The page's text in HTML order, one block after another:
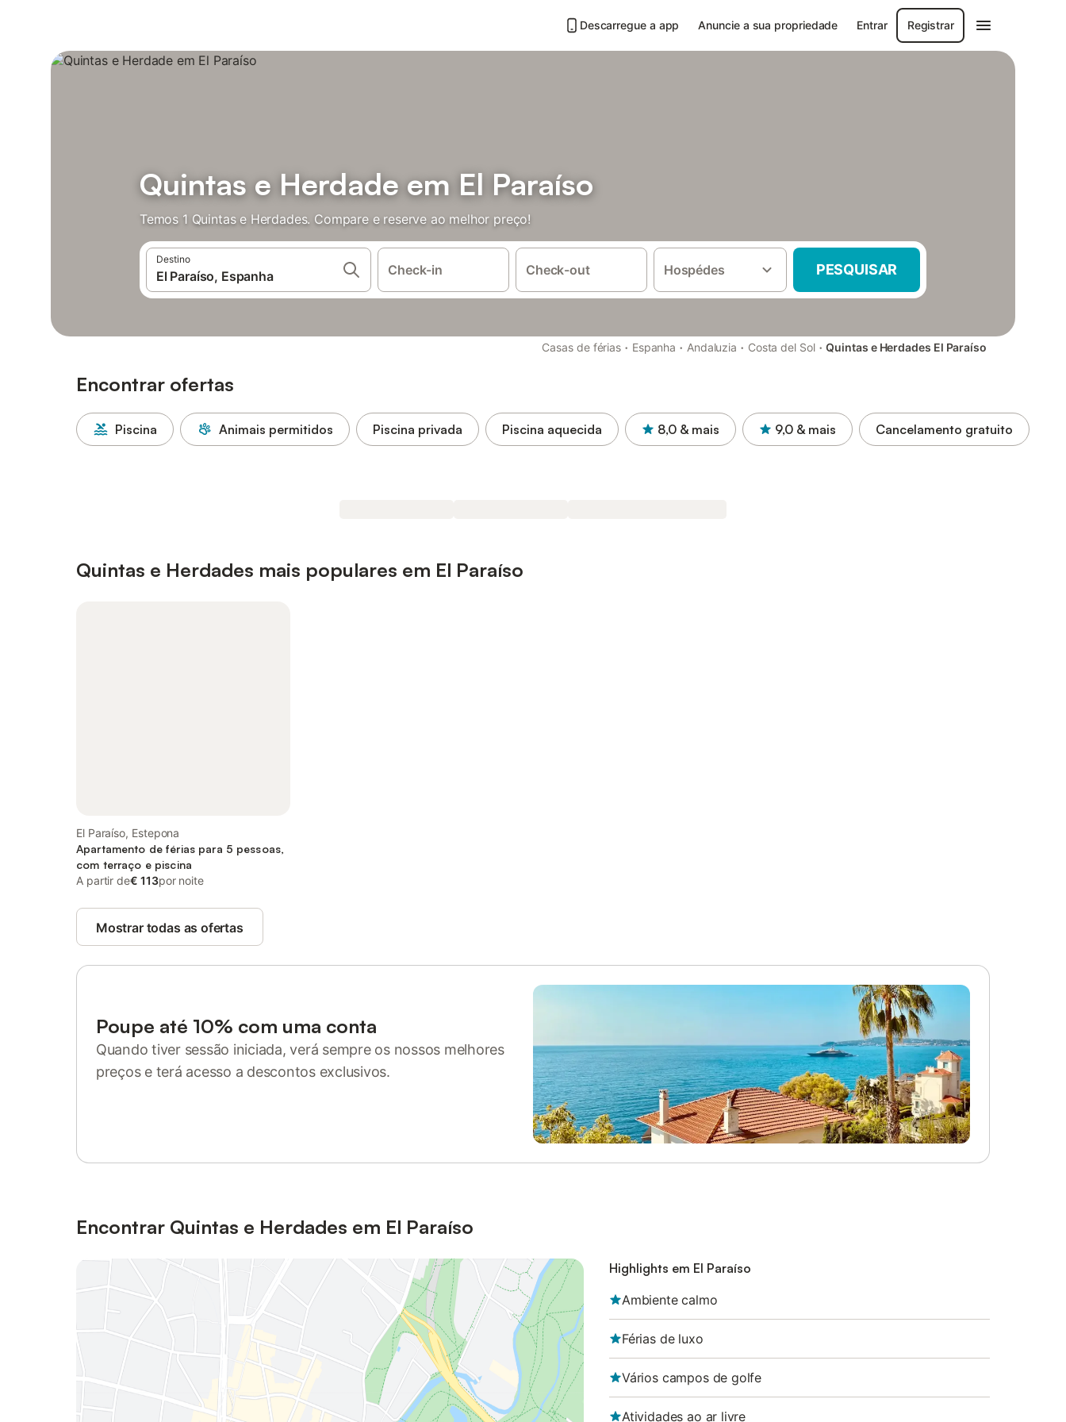
Descarregue a app Anuncie a sua propriedade Entrar Registrar
Quintas e Herdade em El Paraíso
Temos 1 Quintas e Herdades. Compare e reserve ao melhor preço!
Destino
Check-in Check-out Hospédes PESQUISAR
Casas de férias · Espanha · Andaluzia · Costa del Sol · Quintas e Herdades El Paraíso
Encontrar ofertas
Piscina Animais permitidos Piscina privada Piscina aquecida 8,0 & mais 9,0 & mais Cancelamento gratuito
Quintas e Herdades mais populares em El Paraíso
El Paraíso, Estepona
Apartamento de férias para 5 pessoas,
com terraço e piscina
A partir de€ 113por noite
Mostrar todas as ofertas
Poupe até 10% com uma conta
Quando tiver sessão iniciada, verá sempre os nossos melhores
preços e terá acesso a descontos exclusivos.
Encontrar Quintas e Herdades em El Paraíso
Highlights em El Paraíso
Ambiente calmo
Férias de luxo
Vários campos de golfe
Atividades ao ar livre